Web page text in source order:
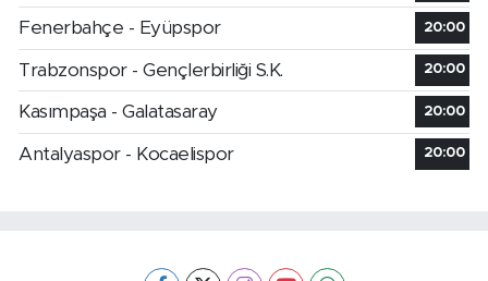
Fenerbahçe - Eyüpspor 20:00
Trabzonspor - Gençlerbirliği S.K. 20:00
Kasımpaşa - Galatasaray 20:00
Antalyaspor - Kocaelispor 20:00